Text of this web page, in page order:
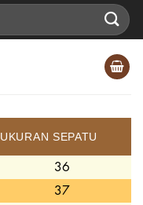
UKURAN SEPATU
36
37